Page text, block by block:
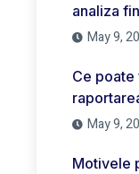
analiza
May 9,
Ce poate
May 9,
Motivele